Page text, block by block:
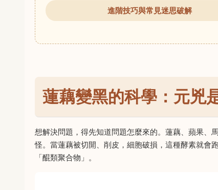
進階技巧與常見迷思破解
蓮藕變黑的科學：元兇
想解決問題，得先知道問題怎麼來的。蓮藕、蘋果、
怪。當蓮藕被切開、削皮，細胞破損，這種酵素就會
「醌類聚合物」。